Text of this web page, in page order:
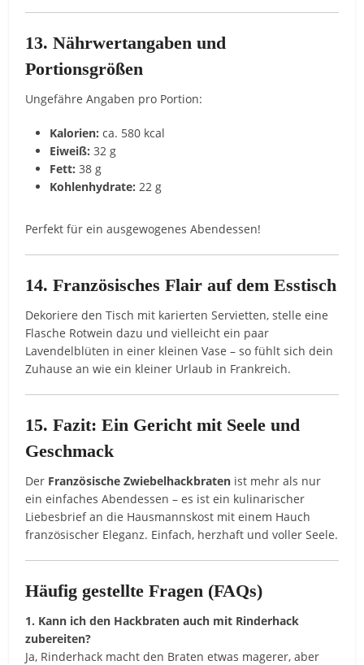
13. Nährwertangaben und
Portionsgrößen
Ungefähre Angaben pro Portion:
Kalorien: ca. 580 kcal
Eiweiß: 32 g
Fett: 38 g
Kohlenhydrate: 22 g
Perfekt für ein ausgewogenes Abendessen!
14. Französisches Flair auf dem Esstisch
Dekoriere den Tisch mit karierten Servietten, stelle eine
Flasche Rotwein dazu und vielleicht ein paar
Lavendelblüten in einer kleinen Vase – so fühlt sich dein
Zuhause an wie ein kleiner Urlaub in Frankreich.
15. Fazit: Ein Gericht mit Seele und
Geschmack
Der Französische Zwiebelhackbraten ist mehr als nur
ein einfaches Abendessen – es ist ein kulinarischer
Liebesbrief an die Hausmannskost mit einem Hauch
französischer Eleganz. Einfach, herzhaft und voller Seele.
Häufig gestellte Fragen (FAQs)
1. Kann ich den Hackbraten auch mit Rinderhack
zubereiten?
Ja, Rinderhack macht den Braten etwas magerer, aber